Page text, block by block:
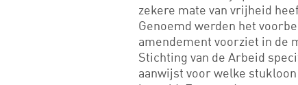
zekere mate van vrijheid
Genoemd werden het
amendement voorziet in de
Stichting van de Arbeid
aanwijst voor welke